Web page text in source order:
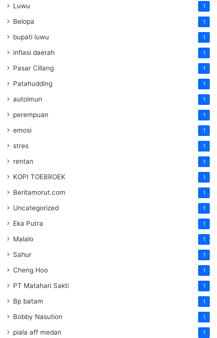
Luwu 1
Belopa 1
bupati luwu 1
inflasi daerah 1
Pasar Cillang 1
Patahudding 1
autoimun 1
perempuan 1
emosi 1
stres 1
rentan 1
KOPI TOEBROEK 1
Beritamorut.com 1
Uncategorized 1
Eka Putra 1
Malalo 1
Sahur 1
Cheng Hoo 1
PT Matahari Sakti 1
Bp batam 1
Bobby Nasution 1
piala aff medan 1